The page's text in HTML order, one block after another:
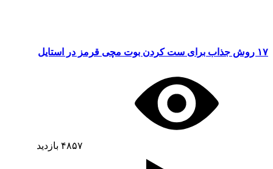
۱۷ روش جذاب برای ست کردن بوت مچی قرمز در استایل
۴۸۵۷ بازدید